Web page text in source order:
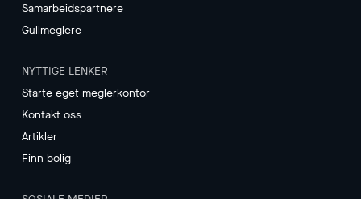
Samarbeidspartnere
Gullmeglere
NYTTIGE LENKER
Starte eget meglerkontor
Kontakt oss
Artikler
Finn bolig